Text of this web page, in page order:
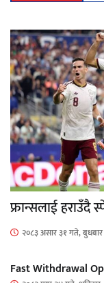
फ्रान्सलाई हराउँदै
२०८३ असार ३१ गते, बुधबार
Fast Withdrawal